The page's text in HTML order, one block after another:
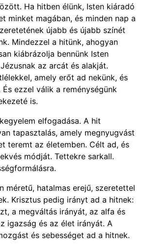
Ha hitben élünk, Isten kiáradó
minket magában, és minden nap a
újabb és újabb színét
Mindezzel a hitünk, ahogyan
kiábrázolja bennünk Isten
az arcát és alakját.
amely erőt ad nekünk, és
ezzel válik a reménységünk
is.
elfogadása. A hit
tapasztalás, amely megnyugvást
teremt az életemben. Célt ad, és
módját. Tettekre sarkall.
méretű, hatalmas erejű, szeretettel
Krisztus pedig irányt ad a hitnek:
a megváltás irányát, az alfa és
igazság és az élet irányát. A
és sebességet ad a hitnek.